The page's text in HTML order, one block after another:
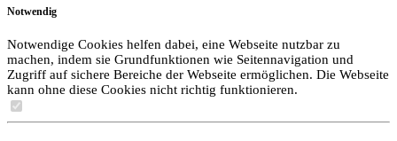
Notwendig
Notwendige Cookies helfen dabei, eine Webseite nutzbar zu
machen, indem sie Grundfunktionen wie Seitennavigation und
Zugriff auf sichere Bereiche der Webseite ermöglichen. Die Webseite
kann ohne diese Cookies nicht richtig funktionieren.